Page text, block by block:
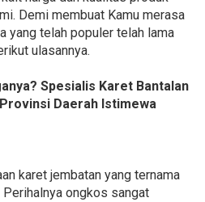
Demi membuat Kamu merasa
yang telah populer telah lama
ulasannya.
Spesialis Karet Bantalan
Daerah Istimewa
karet jembatan yang ternama
ongkos sangat